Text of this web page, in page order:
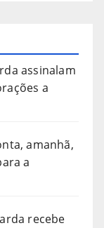
assinalam
a
amanhã,
a
recebe